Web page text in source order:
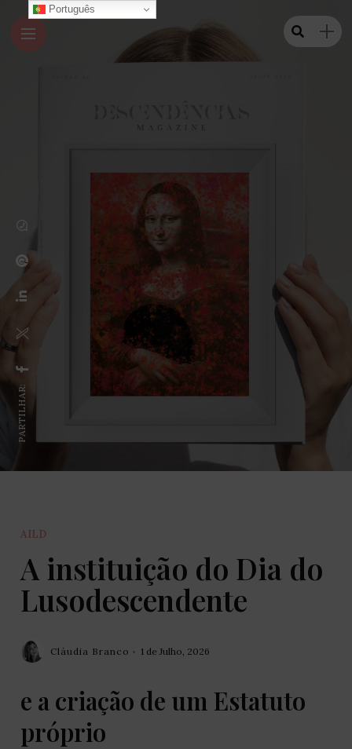
PARTILHAR:
AILD
A instituição do Dia do
Lusodescendente
Cláudia Branco 1 de Julho, 2026
e a criação de um Estatuto
próprio
Português